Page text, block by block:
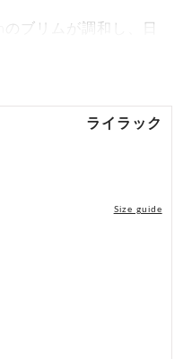
ブリムが調和し、日
57.5cm
ドのため、サイズ・色
ライラック
Size guide